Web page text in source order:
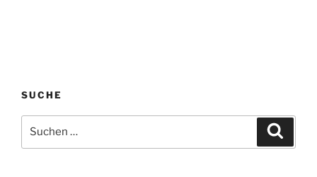
SUCHE
nach: